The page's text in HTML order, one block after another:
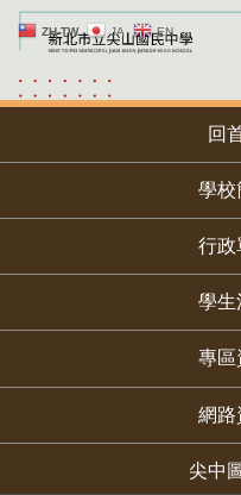
跳
到
要
區
ZH-TW JA EN
回
學校
行政
學生
專區
網路
尖中